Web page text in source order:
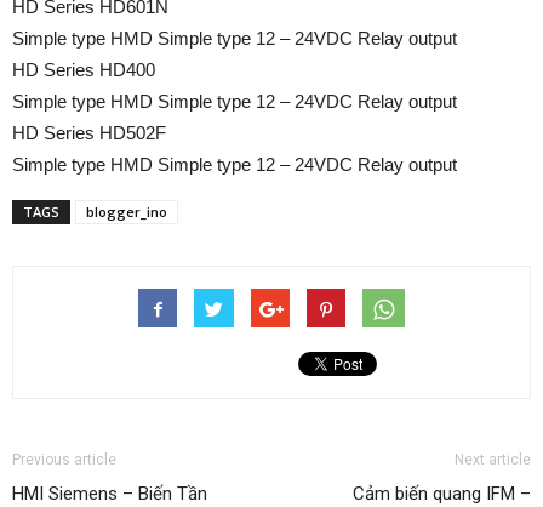
HD Series HD601N
Simple type HMD Simple type 12 – 24VDC Relay output
HD Series HD400
Simple type HMD Simple type 12 – 24VDC Relay output
HD Series HD502F
Simple type HMD Simple type 12 – 24VDC Relay output
TAGS blogger_ino
Previous article
HMI Siemens – Biến Tần
Next article
Cảm biến quang IFM –